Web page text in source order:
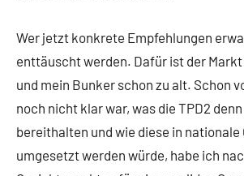
Wer jetzt konkrete Empfehlungen
enttäuscht werden. Dafür ist der
und mein Bunker schon zu alt. Schon
noch nicht klar war, was die TPD2
bereithalten und wie diese in nationale
umgesetzt werden würde, habe ich